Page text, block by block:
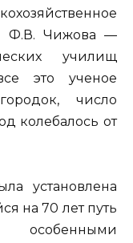
Ф.В. Чижова —
училищ
это ученое
число
колебалось от
установлена
на 70 лет путь